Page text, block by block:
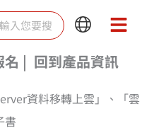
Main
Menu
Main
名 | 回到產品資訊
資料移轉上雲」、「雲
書